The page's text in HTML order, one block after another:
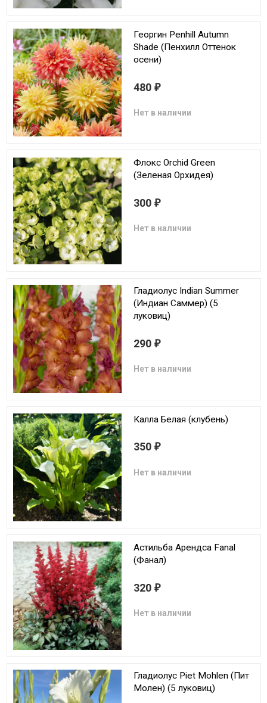
Георгин Penhill Autumn
Shade (Пенхилл Оттенок
осени)
480 ₽
Нет в наличии
Флокс Orchid Green
(Зеленая Орхидея)
300 ₽
Нет в наличии
Гладиолус Indian Summer
(Индиан Саммер) (5
луковиц)
290 ₽
Нет в наличии
Калла Белая (клубень)
350 ₽
Нет в наличии
Астильба Арендса Fanal
(Фанал)
320 ₽
Нет в наличии
Гладиолус Piet Mohlen (Пит
Молен) (5 луковиц)